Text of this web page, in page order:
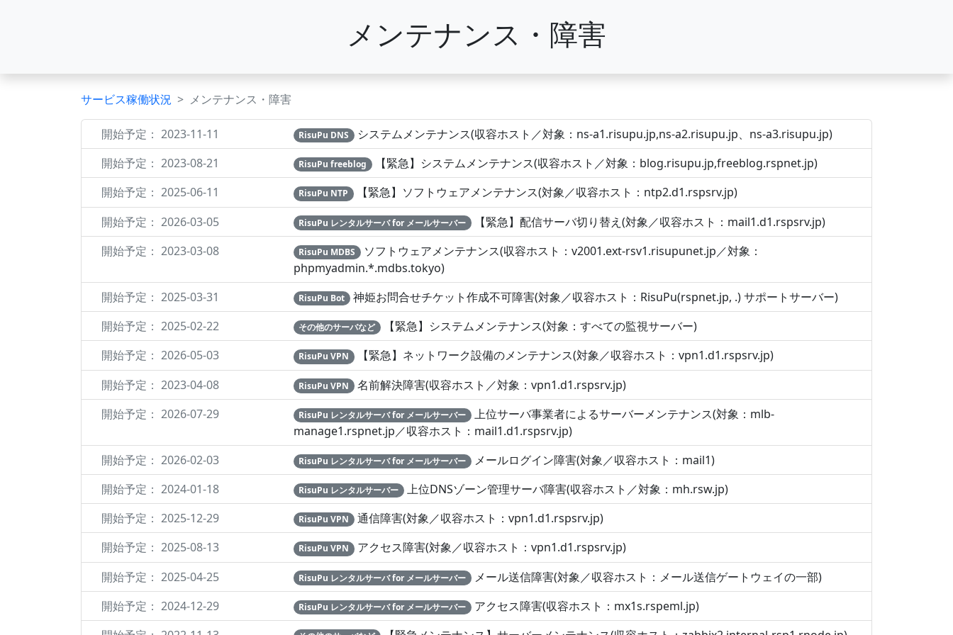
メンテナンス・障害
サービス稼働状況 メンテナンス・障害
開始予定： 2023-11-11 RisuPu DNS
システムメンテナンス(収容ホスト／対象：ns-a1.risupu.jp,ns-a2.risupu.jp、ns-a3.risupu.jp)
開始予定： 2023-08-21
RisuPu freeblog
【緊急】システムメンテナンス(収容ホスト／対象：blog.risupu.jp,freeblog.rspnet.jp)
開始予定： 2025-06-11
RisuPu NTP
【緊急】ソフトウェアメンテナンス(対象／収容ホスト：ntp2.d1.rspsrv.jp)
開始予定： 2026-03-05
RisuPu レンタルサーバ for メールサーバー
【緊急】配信サーバ切り替え(対象／収容ホスト：mail1.d1.rspsrv.jp)
開始予定： 2023-03-08
RisuPu MDBS
ソフトウェアメンテナンス(収容ホスト：v2001.ext-rsv1.risupunet.jp／対象：
phpmyadmin.*.mdbs.tokyo)
開始予定： 2025-03-31
RisuPu Bot
神姫お問合せチケット作成不可障害(対象／収容ホスト：RisuPu(rspnet.jp, .) サポートサーバー)
開始予定： 2025-02-22
その他のサーバなど
【緊急】システムメンテナンス(対象：すべての監視サーバー)
開始予定： 2026-05-03
RisuPu VPN
【緊急】ネットワーク設備のメンテナンス(対象／収容ホスト：vpn1.d1.rspsrv.jp)
開始予定： 2023-04-08
RisuPu VPN
名前解決障害(収容ホスト／対象：vpn1.d1.rspsrv.jp)
開始予定： 2026-07-29
RisuPu レンタルサーバ for メールサーバー
上位サーバ事業者によるサーバーメンテナンス(対象：mlb-
manage1.rspnet.jp／収容ホスト：mail1.d1.rspsrv.jp)
開始予定： 2026-02-03
RisuPu レンタルサーバ for メールサーバー
メールログイン障害(対象／収容ホスト：mail1)
開始予定： 2024-01-18
RisuPu レンタルサーバー
上位DNSゾーン管理サーバ障害(収容ホスト／対象：mh.rsw.jp)
開始予定： 2025-12-29
RisuPu VPN
通信障害(対象／収容ホスト：vpn1.d1.rspsrv.jp)
開始予定： 2025-08-13
RisuPu VPN
アクセス障害(対象／収容ホスト：vpn1.d1.rspsrv.jp)
開始予定： 2025-04-25
RisuPu レンタルサーバ for メールサーバー
メール送信障害(対象／収容ホスト：メール送信ゲートウェイの一部)
開始予定： 2024-12-29
RisuPu レンタルサーバ for メールサーバー
アクセス障害(収容ホスト：mx1s.rspeml.jp)